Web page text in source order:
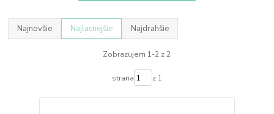
Najnovšie Najlacnejšie Najdrahšie
Zobrazujem 1-2 z 2
strana z 1